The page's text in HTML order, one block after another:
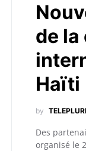
de
Haïti
by
Des
organisé le